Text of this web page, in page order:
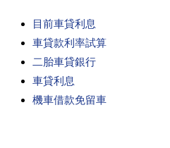
目前車貸利息
車貸款利率試算
二胎車貸銀行
車貸利息
機車借款免留車